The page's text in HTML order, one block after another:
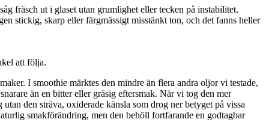
fräsch ut i glaset utan grumlighet eller tecken på instabilitet.
stickig, skarp eller färgmässigt misstänkt ton, och det fanns heller
att följa.
I smoothie märktes den mindre än flera andra oljor vi testade,
än en bitter eller gräsig eftersmak. När vi tog den mer
den sträva, oxiderade känsla som drog ner betyget på vissa
smakförändring, men den behöll fortfarande en godtagbar